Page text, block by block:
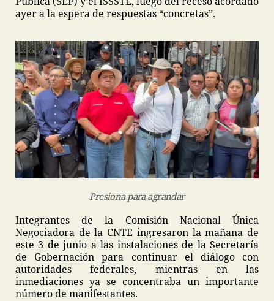
ayer a la espera de respuestas “concretas”.
Presiona para agrandar
Integrantes de la Comisión Nacional Única
Negociadora de la CNTE ingresaron la mañana de
este 3 de junio a las instalaciones de la Secretaría
de Gobernación para continuar el diálogo con
autoridades federales, mientras en las
inmediaciones ya se concentraba un importante
número de manifestantes.